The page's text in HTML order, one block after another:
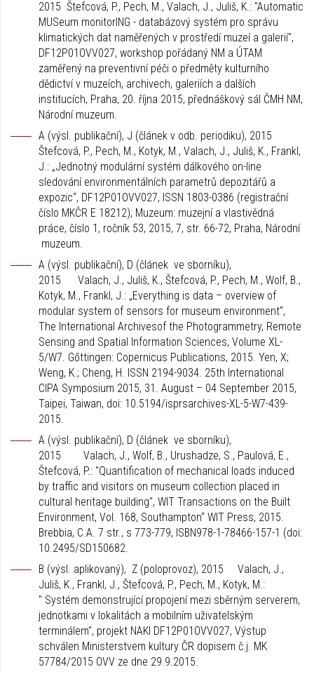
2015 Štefcová, P., Pech, M., Valach, J., Juliš, K.: "Automatic
MUSeum monitorING - databázový systém pro správu
klimatických dat naměřených v prostředí muzeí a galerií",
DF12P01OVV027, workshop pořádaný NM a ÚTAM
zaměřený na preventivní péči o předměty kulturního
dědictví v muzeích, archivech, galeriích a dalších
institucích, Praha, 20. října 2015, přednáškový sál ČMH NM,
Národní muzeum.
A (výsl. publikační), J (článek v odb. periodiku), 2015
Štefcová, P., Pech, M., Kotyk, M., Valach, J., Juliš, K., Frankl,
J.: „Jednotný modulární systém dálkového on-line
sledování environmentálních parametrů depozitářů a
expozic“, DF12P01OVV027, ISSN 1803-0386 (registrační
číslo MKČR E 18212); Muzeum: muzejní a vlastivědná
práce, číslo 1, ročník 53, 2015, 7, str. 66-72, Praha, Národní
muzeum.
A (výsl. publikační), D (článek ve sborníku),
2015 Valach, J., Juliš, K., Štefcová, P., Pech, M., Wolf, B.,
Kotyk, M., Frankl, J.: „Everything is data – overview of
modular system of sensors for museum environment“,
The International Archivesof the Photogrammetry, Remote
Sensing and Spatial Information Sciences, Volume XL-
5/W7. Gőttingen: Copernicus Publications, 2015. Yen, X;
Weng, K.; Cheng, H. ISSN 2194-9034. 25th International
CIPA Symposium 2015, 31. August – 04 September 2015,
Taipei, Taiwan, doi: 10.5194/isprsarchives-XL-5-W7-439-
2015.
A (výsl. publikační), D (článek ve sborníku),
2015 Valach, J., Wolf, B., Urushadze, S., Paulová, E.,
Štefcová, P.: "Quantification of mechanical loads induced
by traffic and visitors on museum collection placed in
cultural heritage building", WIT Transactions on the Built
Environment, Vol. 168, Southampton“ WIT Press, 2015.
Brebbia, C.A. 7 str., s 773-779, ISBN978-1-78466-157-1 (doi:
10.2495/SD150682.
B (výsl. aplikovaný), Z (poloprovoz), 2015 Valach, J.,
Juliš, K., Frankl, J., Štefcová, P., Pech, M., Kotyk, M.:
" Systém demonstrující propojení mezi sběrným serverem,
jednotkami v lokalitách a mobilním uživatelským
terminálem", projekt NAKI DF12P01OVV027, Výstup
schválen Ministerstvem kultury ČR dopisem č.j. MK
57784/2015 OVV ze dne 29.9.2015.